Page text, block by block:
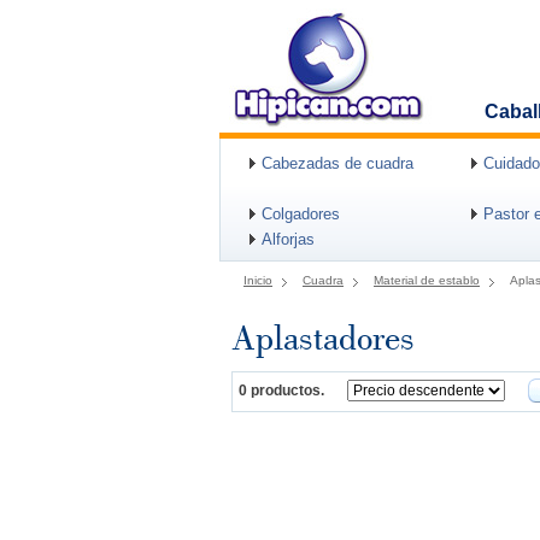
Cabezadas de cuadra
Colgadores
Pastor
Alforjas
Inicio Cuadra Material de establo
Aplastadores
0 productos.